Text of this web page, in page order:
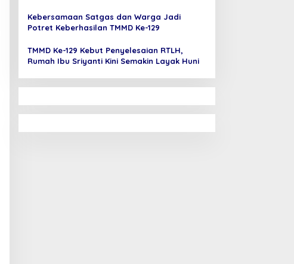
Kebersamaan Satgas dan Warga Jadi
Potret Keberhasilan TMMD Ke-129
TMMD Ke-129 Kebut Penyelesaian RTLH,
Rumah Ibu Sriyanti Kini Semakin Layak Huni